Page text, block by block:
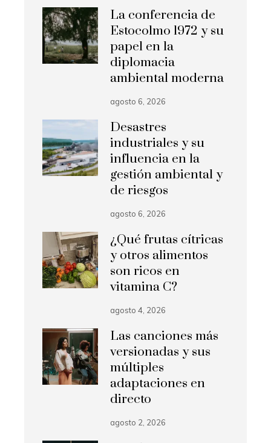
La conferencia de
Estocolmo 1972 y su
papel en la
diplomacia
ambiental moderna
agosto 6, 2026
Desastres
industriales y su
influencia en la
gestión ambiental y
de riesgos
agosto 6, 2026
¿Qué frutas cítricas
y otros alimentos
son ricos en
vitamina C?
agosto 4, 2026
Las canciones más
versionadas y sus
múltiples
adaptaciones en
directo
agosto 2, 2026